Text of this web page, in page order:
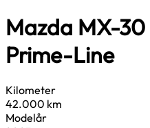
Mazda MX-30
Prime-Line
Kilometer
42.000 km
Modelår